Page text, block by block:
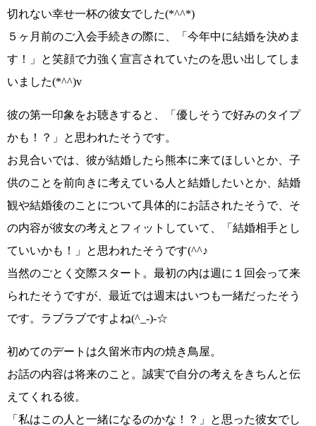
切れない幸せ一杯の彼女でした(*^^*)
５ヶ月前のご入会手続きの際に、
「今年中に結婚を決めま
す！」
と笑顔で力強く宣言されていたのを思い出してしま
いました(*^^)v
彼の第一印象をお聴きすると、
「優しそうで好みのタイプ
かも！？」
と思われたそうです。
お見合いでは、彼が結婚したら熊本に来てほしいとか、子
供のことを前向きに考えている人と結婚したいとか、結婚
観や結婚後のことについて具体的にお話されたそうで、そ
の内容が彼女の考えとフィットしていて、
「結婚相手とし
ていいかも！」
と思われたそうです(^^♪
当然のごとく交際スタート。最初の内は週に１回会って来
られたそうですが、最近では週末はいつも一緒だったそう
です。 ラブラブですよね(^_-)-☆
初めてのデートは久留米市内の焼き鳥屋。
お話の内容は将来のこと。 誠実で自分の考えをきちんと伝
えてくれる彼。
「私はこの人と一緒になるのかな！？」
と思った彼女でし